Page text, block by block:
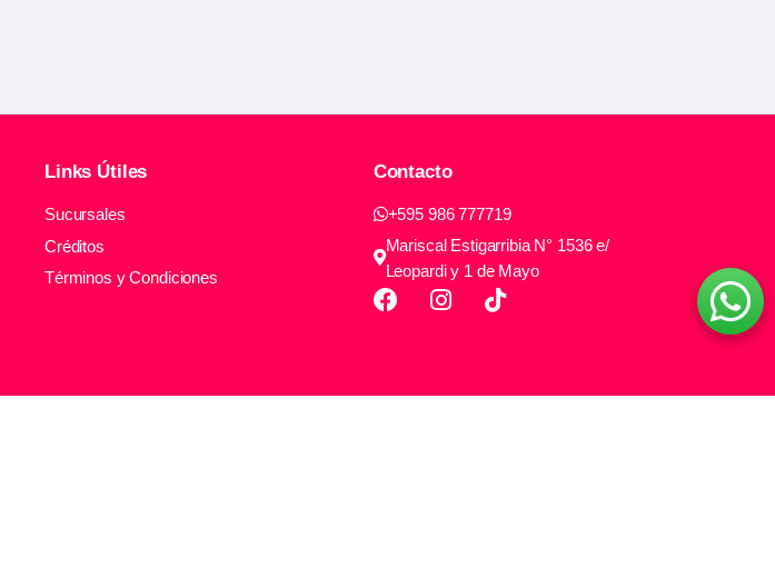
Links Útiles
Sucursales
Créditos
Términos y Condiciones
Contacto
+595 986 777719
Mariscal Estigarribia N° 1536 e/
Leopardi y 1 de Mayo